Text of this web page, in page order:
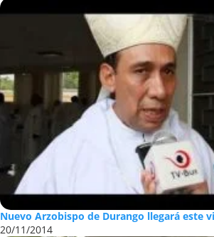
Nuevo Arzobispo de Durango llegará este
20/11/2014